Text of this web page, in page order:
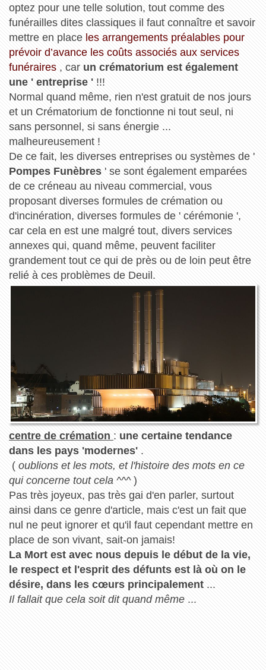
optez pour une telle solution, tout comme des
funérailles dites classiques il faut connaître et savoir
mettre en place les arrangements préalables pour
prévoir d’avance les coûts associés aux services
funéraires, car un crématorium est également
une ' entreprise '!!!
Normal quand même, rien n'est gratuit de nos jours
et un Crématorium de fonctionne ni tout seul, ni
sans personnel, si sans énergie ...
malheureusement !
De ce fait, les diverses entreprises ou systèmes de '
Pompes Funèbres' se sont également emparées
de ce créneau au niveau commercial, vous
proposant diverses formules de crémation ou
d'incinération, diverses formules de ' cérémonie ',
car cela en est une malgré tout, divers services
annexes qui, quand même, peuvent faciliter
grandement tout ce qui de près ou de loin peut être
relié à ces problèmes de Deuil.
centre de crémation : une certaine tendance
dans les pays 'modernes'.
( oublions et les mots, et l'histoire des mots en ce
qui concerne tout cela ^^^)
Pas très joyeux, pas très gai d'en parler, surtout
ainsi dans ce genre d'article, mais c'est un fait que
nul ne peut ignorer et qu'il faut cependant mettre en
place de son vivant, sait-on jamais!
La Mort est avec nous depuis le début de la vie,
le respect et l'esprit des défunts est là où on le
désire, dans les cœurs principalement...
Il fallait que cela soit dit quand même...